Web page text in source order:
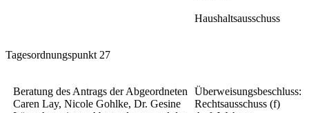
Haushaltsausschuss
Tagesordnungspunkt 27
Beratung des Antrags der Abgeordneten
Caren Lay, Nicole Gohlke, Dr. Gesine
Überweisungsbeschluss:
Rechtsausschuss (f)